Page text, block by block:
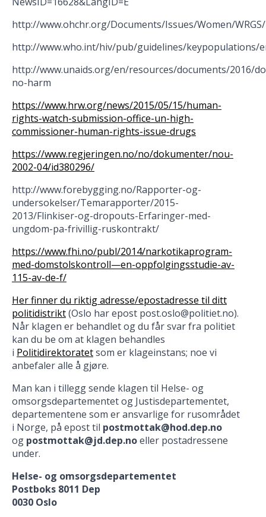
http://www.ohchr.org/Documents/Issues/Women/
http://www.who.int/hiv/pub/guidelines/keypopulations/
http://www.unaids.org/en/resources/documents/2016/
no-harm
https://www.hrw.org/news/2015/05/15/human-
rights-watch-submission-office-un-high-
commissioner-human-rights-issue-drugs
https://www.regjeringen.no/no/dokumenter/nou-
2002-04/id380296/
http://www.forebygging.no/Rapporter-og-
undersokelser/Temarapporter/2015-
2013/Flinkiser-og-dropouts-Erfaringer-med-
ungdom-pa-frivillig-ruskontrakt/
https://www.fhi.no/publ/2014/narkotikaprogram-
med-domstolskontroll—en-oppfolgingsstudie-av-
115-av-de-f/
Her finner du riktig adresse/epostadresse til ditt
politidistrikt(Oslo har epost post.oslo@politiet.no).
Når klagen er behandlet og du får svar fra politiet
kan du be om at klagen behandles
i Politidirektoratetsom er klageinstans; noe vi
anbefaler alle å gjøre.
Man kan i tillegg sende klagen til Helse- og
omsorgsdepartementet og Justisdepartementet,
departementene som er ansvarlige for rusområdet
i Norge, på epost til postmottak@hod.dep.no
og postmottak@jd.dep.noeller postadressene
under.
Helse- og omsorgsdepartementet
Postboks 8011 Dep
0030 Oslo